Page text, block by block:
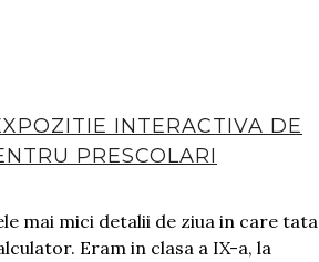
INTERACTIVA DE
PRESCOLARI
mai mici detalii de ziua in care tata
Eram in clasa a IX-a, la